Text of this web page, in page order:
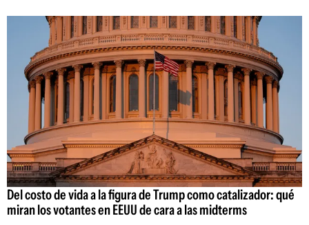
Del costo de vida a la figura de Trump como catalizador: qué
miran los votantes en EEUU de cara a las midterms